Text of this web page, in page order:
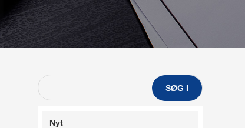
SØG I
Nyt